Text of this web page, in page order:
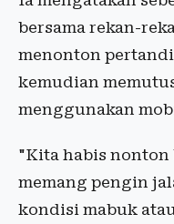
bersama rekan-
menonton
kemudian
menggunakan
"Kita habis nonton
memang pengin
kondisi mabuk